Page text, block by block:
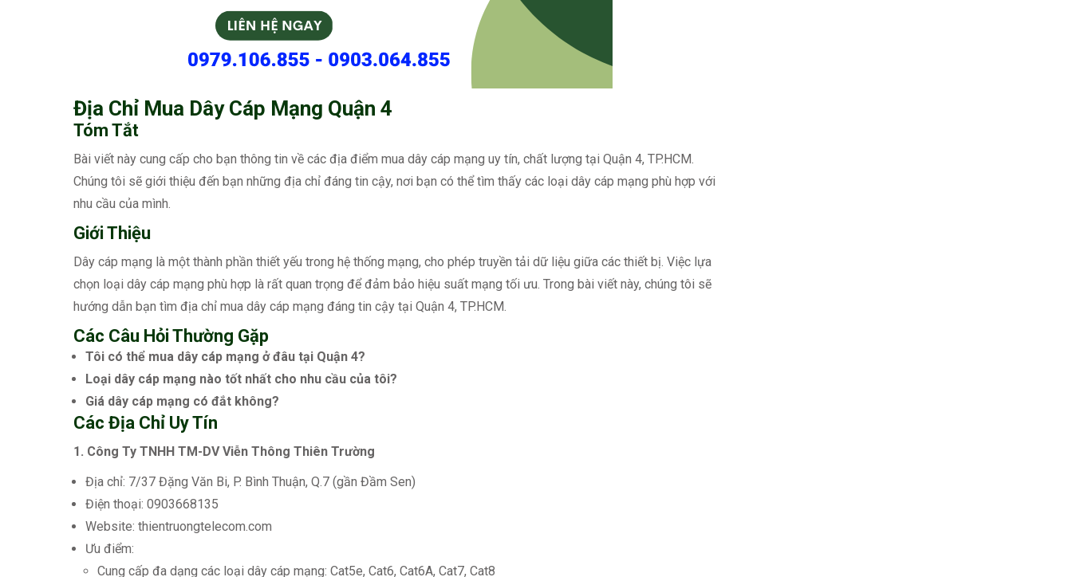
Địa Chỉ Mua Dây Cáp Mạng Quận 4
Tóm Tắt
Bài viết này cung cấp cho bạn thông tin về các địa điểm mua dây cáp mạng uy tín, chất lượng tại Quận 4, TP.HCM.
Chúng tôi sẽ giới thiệu đến bạn những địa chỉ đáng tin cậy, nơi bạn có thể tìm thấy các loại dây cáp mạng phù hợp với
nhu cầu của mình.
Giới Thiệu
Dây cáp mạng là một thành phần thiết yếu trong hệ thống mạng, cho phép truyền tải dữ liệu giữa các thiết bị. Việc lựa
chọn loại dây cáp mạng phù hợp là rất quan trọng để đảm bảo hiệu suất mạng tối ưu. Trong bài viết này, chúng tôi sẽ
hướng dẫn bạn tìm địa chỉ mua dây cáp mạng đáng tin cậy tại Quận 4, TP.HCM.
Các Câu Hỏi Thường Gặp
Tôi có thể mua dây cáp mạng ở đâu tại Quận 4?
Loại dây cáp mạng nào tốt nhất cho nhu cầu của tôi?
Giá dây cáp mạng có đắt không?
Các Địa Chỉ Uy Tín
1. Công Ty TNHH TM-DV Viễn Thông Thiên Trường
Địa chỉ: 7/37 Đặng Văn Bi, P. Bình Thuận, Q.7 (gần Đầm Sen)
Điện thoại: 0903668135
Website: thientruongtelecom.com
Ưu điểm:
Cung cấp đa dạng các loại dây cáp mạng: Cat5e, Cat6, Cat6A, Cat7, Cat8